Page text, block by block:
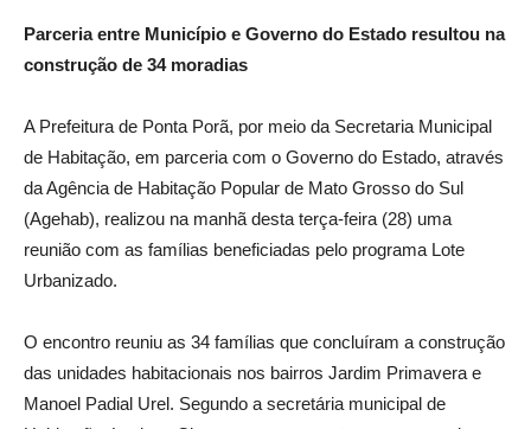
Parceria entre Município e Governo do Estado resultou na
construção de 34 moradias
A Prefeitura de Ponta Porã, por meio da Secretaria Municipal
de Habitação, em parceria com o Governo do Estado, através
da Agência de Habitação Popular de Mato Grosso do Sul
(Agehab), realizou na manhã desta terça-feira (28) uma
reunião com as famílias beneficiadas pelo programa Lote
Urbanizado.
O encontro reuniu as 34 famílias que concluíram a construção
das unidades habitacionais nos bairros Jardim Primavera e
Manoel Padial Urel. Segundo a secretária municipal de